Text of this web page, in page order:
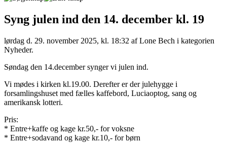
Syng julen ind den 14. december kl. 19
lørdag d. 29. november 2025, kl. 18:32 af Lone Bech i kategorien
Nyheder.
Søndag den 14.december synger vi julen ind.
Vi mødes i kirken kl.19.00. Derefter er der julehygge i
forsamlingshuset med fælles kaffebord, Luciaoptog, sang og
amerikansk lotteri.
Pris:
* Entre+kaffe og kage kr.50,- for voksne
* Entre+sodavand og kage kr.10,- for børn